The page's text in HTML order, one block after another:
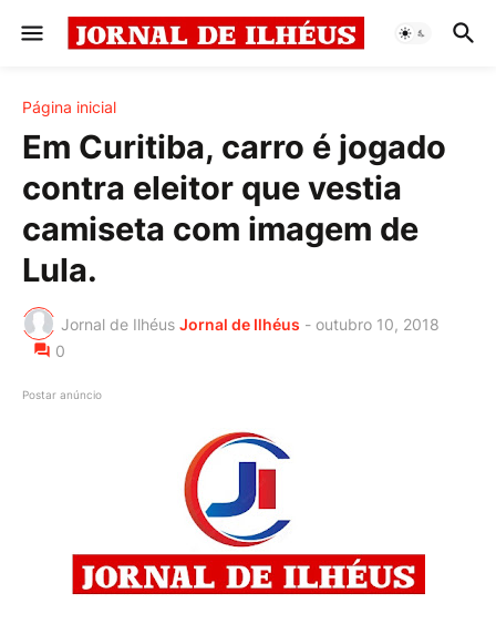
Página inicial
Em Curitiba, carro é jogado
contra eleitor que vestia
camiseta com imagem de
Lula.
Jornal de Ilhéus Jornal de Ilhéus - outubro 10, 2018
0
Postar anúncio